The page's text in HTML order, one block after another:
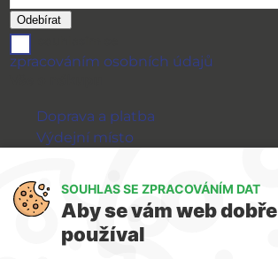
zpracováním osobních údajů
Doprava a platba
Výdejní místo
GDPR
WIRPO s.r.o.
SOUHLAS SE ZPRACOVÁNÍM DAT
Aby se vám web dobře
používal